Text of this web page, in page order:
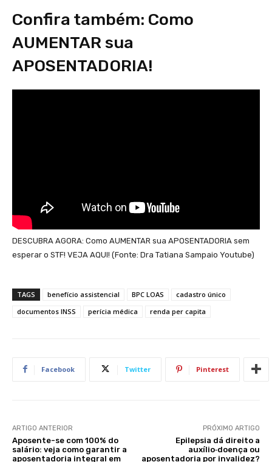
Confira também: Como
AUMENTAR sua
APOSENTADORIA!
DESCUBRA AGORA: Como AUMENTAR sua APOSENTADORIA sem
esperar o STF! VEJA AQUI! (Fonte: Dra Tatiana Sampaio Youtube)
TAGS benefício assistencial BPC LOAS
cadastro único
documentos INSS
perícia médica renda per capita
Facebook Twitter Pinterest
ARTIGO ANTERIOR
Aposente-se com 100% do
salário: veja como garantir a
aposentadoria integral em
PRÓXIMO ARTIGO
Epilepsia dá direito a
auxílio‑doença ou
aposentadoria por invalidez?